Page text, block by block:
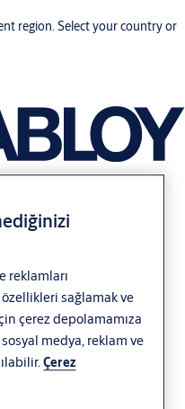
region. Select your country or
reklamları
sağlamak ve
çerez depolamamıza
medya, reklam ve
Çerez